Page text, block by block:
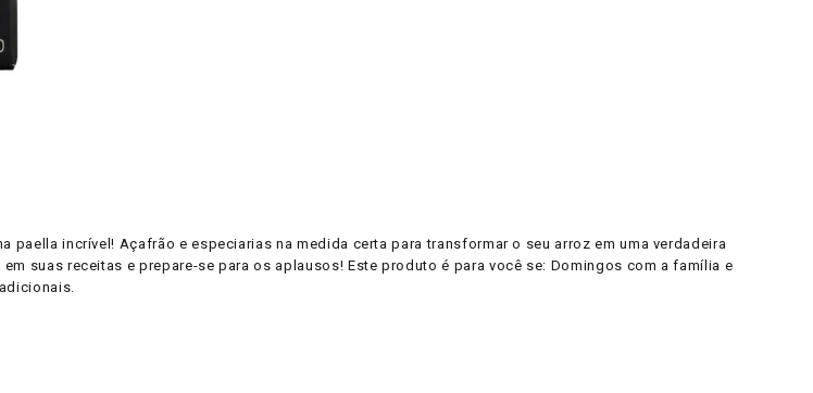
paella incrível! Açafrão e especiarias na medida certa para transformar o seu arroz em uma verdadeira
suas receitas e prepare-se para os aplausos! Este produto é para você se: Domingos com a família e